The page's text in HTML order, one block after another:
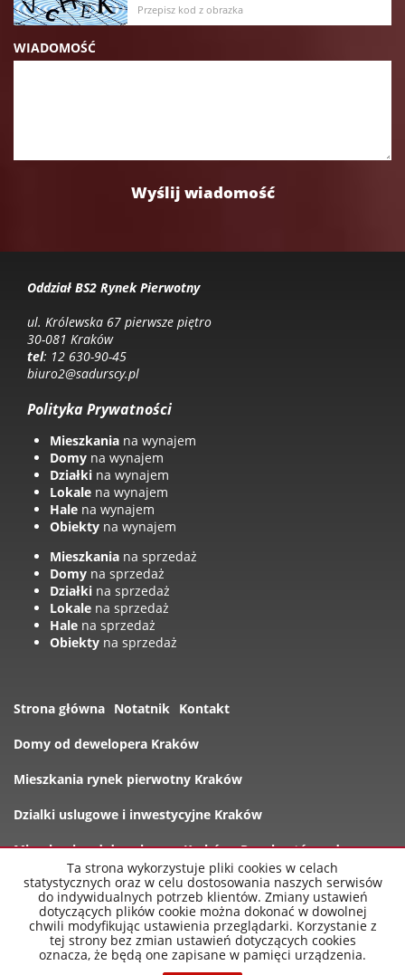
WIADOMOŚĆ
Oddział BS2 Rynek Pierwotny
ul. Królewska 67 pierwsze piętro
30-081 Kraków
tel: 12 630-90-45
biuro2@sadurscy.pl
Polityka Prywatności
Mieszkania na wynajem
Domy na wynajem
Działki na wynajem
Lokale na wynajem
Hale na wynajem
Obiekty na wynajem
Mieszkania na sprzedaż
Domy na sprzedaż
Działki na sprzedaż
Lokale na sprzedaż
Hale na sprzedaż
Obiekty na sprzedaż
Strona główna Notatnik Kontakt
Domy od dewelopera Kraków
Mieszkania rynek pierwotny Kraków
Dzialki uslugowe i inwestycyjne Kraków
Mieszkania od dewelopera Kraków Rynek wtórny domy
Oferty
nowe-mieszkania-krakow.pl 2026 Program dla biur
Ta strona wykorzystuje pliki cookies w celach
statystycznych oraz w celu dostosowania naszych serwisów
do indywidualnych potrzeb klientów. Zmiany ustawień
dotyczących plików cookie można dokonać w dowolnej
chwili modyfikując ustawienia przeglądarki. Korzystanie z
tej strony bez zmian ustawień dotyczących cookies
oznacza, że będą one zapisane w pamięci urządzenia.